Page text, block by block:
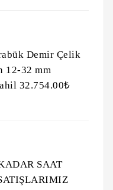
Demir Çelik
12-32 mm
32.754.00₺
SAAT